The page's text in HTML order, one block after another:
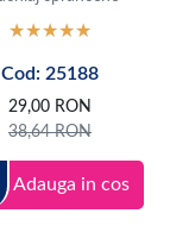
Cod: 25188
29,00 RON
38,64RON
Adauga in cos